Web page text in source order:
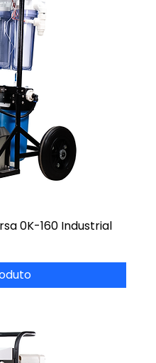
0K-160 Industrial